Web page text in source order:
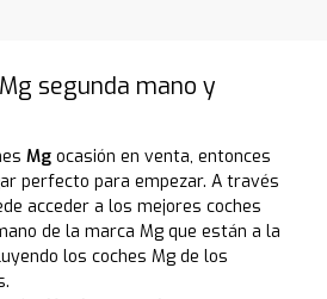
segunda mano y
Mg ocasión en venta, entonces
perfecto para empezar. A través
acceder a los mejores coches
de la marca Mg que están a la
los coches Mg de los